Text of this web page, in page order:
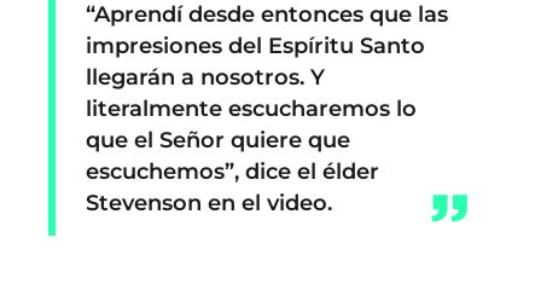
“Aprendí desde entonces que las
impresiones del Espíritu Santo
llegarán a nosotros. Y
literalmente escucharemos lo
que el Señor quiere que
escuchemos”, dice el élder
Stevenson en el video.